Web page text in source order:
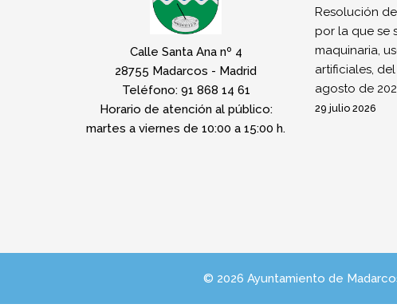
Calle Santa Ana nº 4
28755 Madarcos - Madrid
Teléfono: 91 868 14 61
Horario de atención al público:
martes a viernes de 10:00 a 15:00 h.
Resolución
por la que se
maquinaria,
artificiales,
agosto de
29 julio 2026
© 2026 Ayuntamiento de